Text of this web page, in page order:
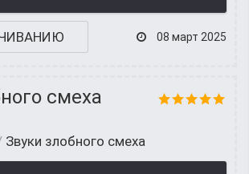
08 март 2025
смеха
Звуки злобного смеха